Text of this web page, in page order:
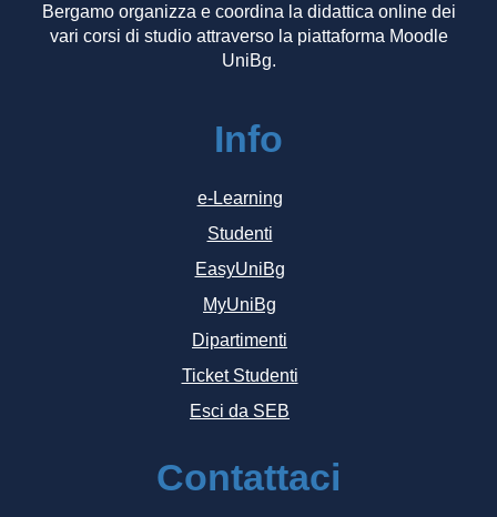
Bergamo organizza e coordina la didattica online dei
vari corsi di studio attraverso la piattaforma Moodle
UniBg.
Info
e-Learning
Studenti
EasyUniBg
MyUniBg
Dipartimenti
Ticket Studenti
Esci da SEB
Contattaci